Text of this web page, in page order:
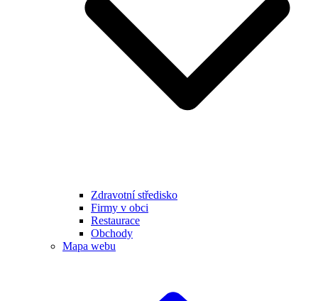
Zdravotní středisko
Firmy v obci
Restaurace
Obchody
Mapa webu